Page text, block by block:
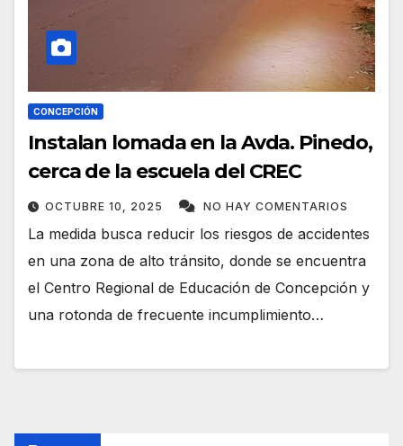
CONCEPCIÓN
Instalan lomada en la Avda. Pinedo,
cerca de la escuela del CREC
OCTUBRE 10, 2025 NO HAY COMENTARIOS
La medida busca reducir los riesgos de accidentes
en una zona de alto tránsito, donde se encuentra
el Centro Regional de Educación de Concepción y
una rotonda de frecuente incumplimiento…